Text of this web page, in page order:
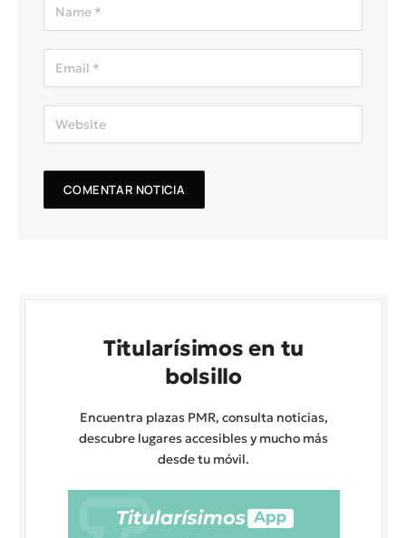
Titularísimos en tu
bolsillo
Encuentra plazas PMR, consulta noticias,
descubre lugares accesibles y mucho más
desde tu móvil.